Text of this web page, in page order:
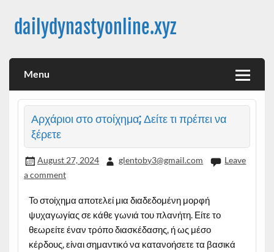
contentdailydynastyonline.xyz
Menu
Αρχάριοι στο στοίχημα; Δείτε τι πρέπει να
ξέρετε
August 27, 2024 glentoby3@gmail.com
Leave
a comment
Το στοίχημα αποτελεί μια διαδεδομένη μορφή
ψυχαγωγίας σε κάθε γωνιά του πλανήτη. Είτε το
θεωρείτε έναν τρόπο διασκέδασης, ή ως μέσο
κέρδους, είναι σημαντικό να κατανοήσετε τα βασικά